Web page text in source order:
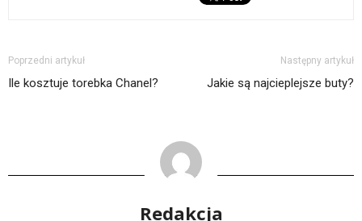
Poprzedni artykuł
Ile kosztuje torebka Chanel?
Następny artykuł
Jakie są najcieplejsze buty?
Redakcja